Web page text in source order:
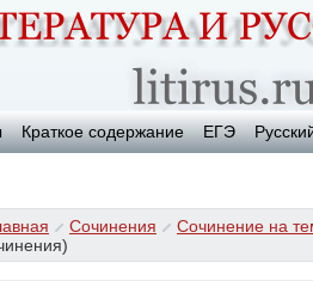
Краткое содержание ЕГЭ
Сочинения Сочинение на